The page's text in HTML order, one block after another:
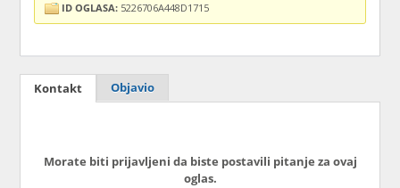
ID OGLASA: 5226706A448D1715
Kontakt Objavio
Morate biti prijavljeni da biste postavili pitanje za ovaj
oglas.